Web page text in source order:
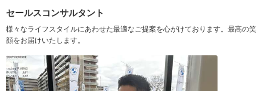
セールスコンサルタント
様々なライフスタイルにあわせた最適なご提案を心がけております。最高の笑
顔をお届けいたします。